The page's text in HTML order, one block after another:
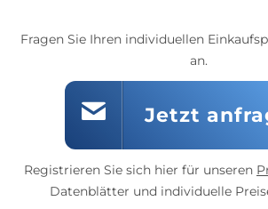
Fragen Sie Ihren individuellen
an.
Jetzt
Registrieren Sie sich hier für unseren
Datenblätter und individuelle